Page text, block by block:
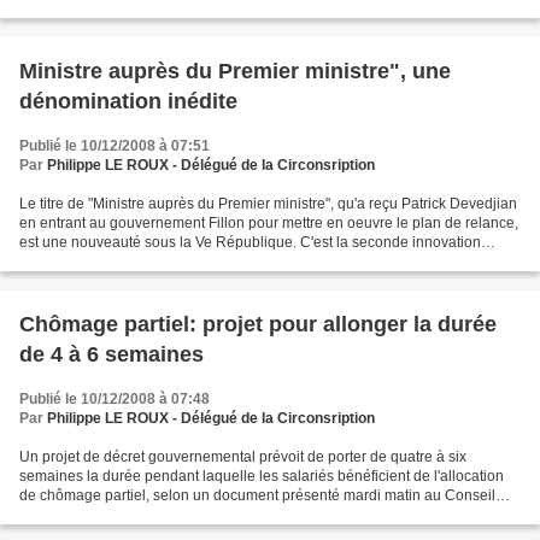
Ministre auprès du Premier ministre", une
dénomination inédite
Publié le 10/12/2008 à 07:51
Par Philippe LE ROUX - Délégué de la Circonsription
Le titre de "Ministre auprès du Premier ministre", qu'a reçu Patrick Devedjian
en entrant au gouvernement Fillon pour mettre en oeuvre le plan de relance,
est une nouveauté sous la Ve République. C'est la seconde innovation
Chômage partiel: projet pour allonger la durée
de 4 à 6 semaines
Publié le 10/12/2008 à 07:48
Par Philippe LE ROUX - Délégué de la Circonsription
Un projet de décret gouvernemental prévoit de porter de quatre à six
semaines la durée pendant laquelle les salariés bénéficient de l'allocation
de chômage partiel, selon un document présenté mardi matin au Conseil